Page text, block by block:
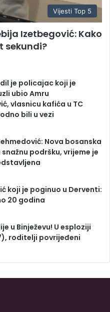
Vijesti Top 5
Izetbegović: Kako
sekundi?
je policajac koji je
ubio Amru
vlasnicu kafića u TC
bili u vezi
Nova bosanska
podršku, vrijeme je
koji je poginuo u Derventi:
20 godina
u Binježevu! U esploziji
roditelji povrijeđeni